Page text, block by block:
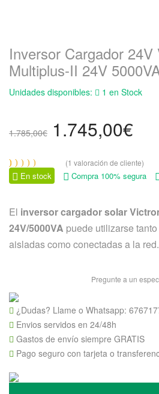
Inversor Cargador 24V
Multiplus-II 24V
Unidades disponibles: 1 en Stock
1.785,00€ El
precio
original
era:
1.745,00€
es:
Valorado
con5.00
1
de un
(1 valoración de cliente)
En stock Compra 100% segura
El inversor cargador solar
24V/5000VA puede utilizarse
aisladas como conectadas a la red.
Pregunte a un
¿Dudas? Llame o Whatsapp:
Envios servidos en 24/48h
Gastos de envío siempre GRATIS
Pago seguro con tarjeta o